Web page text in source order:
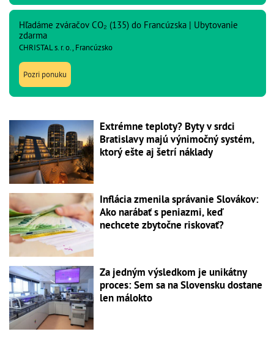
Hľadáme zváračov CO₂ (135) do Francúzska | Ubytovanie
zdarma
CHRISTAL s. r. o., Francúzsko
Pozri ponuku
Extrémne teploty? Byty v srdci
Bratislavy majú výnimočný systém,
ktorý ešte aj šetrí náklady
Inflácia zmenila správanie Slovákov:
Ako narábať s peniazmi, keď
nechcete zbytočne riskovať?
Za jedným výsledkom je unikátny
proces: Sem sa na Slovensku dostane
len málokto